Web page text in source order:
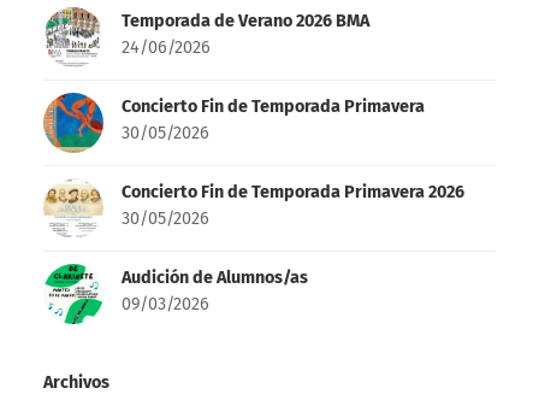
Temporada de Verano 2026 BMA
24/06/2026
Concierto Fin de Temporada Primavera
30/05/2026
Concierto Fin de Temporada Primavera 2026
30/05/2026
Audición de Alumnos/as
09/03/2026
Archivos